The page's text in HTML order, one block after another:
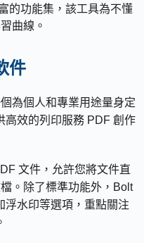
的功能集，該工具為不懂
曲線。
件
為個人和專業用途量身定
高效的列印服務 PDF 創作
文件，允許您將文件直
。除了標準功能外，Bolt
浮水印等選項，重點關注